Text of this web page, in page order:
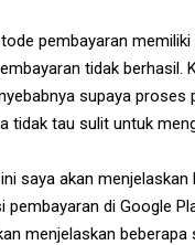
pembayaran memiliki
tidak berhasil.
supaya proses
tidak tau sulit untuk
saya akan menjelaskan
pembayaran di Google
menjelaskan beberapa